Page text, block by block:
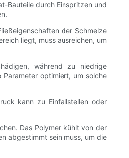
Bauteile durch Einspritzen und
der Schmelze
liegt, muss ausreichen, um
während zu niedrige
optimiert, um solche
kann zu Einfallstellen oder
Das Polymer kühlt von der
abgestimmt sein muss, um die